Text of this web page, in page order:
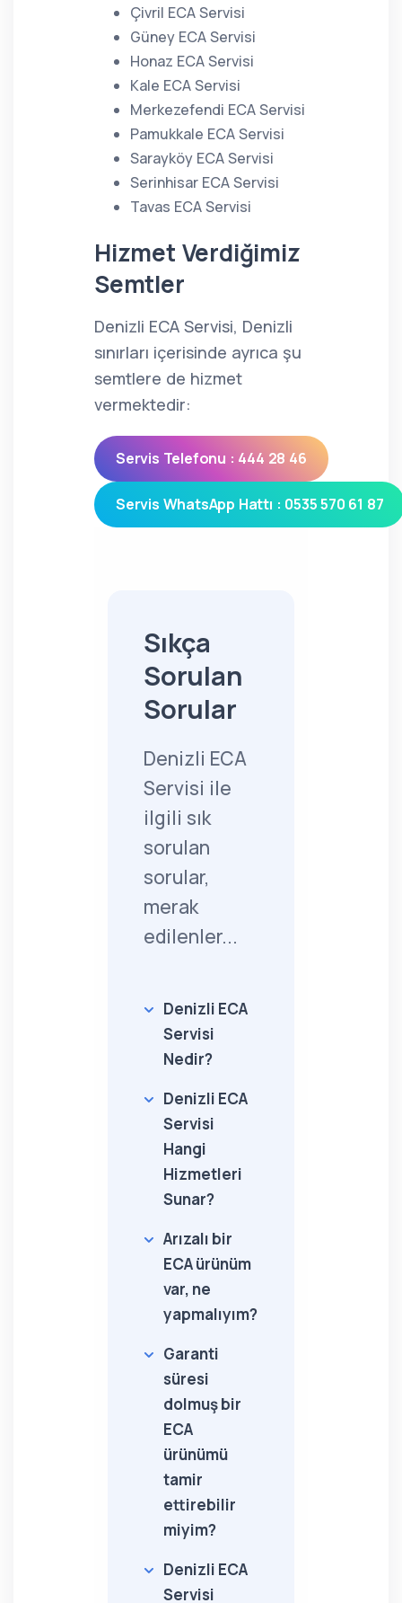
Çivril ECA Servisi
Güney ECA Servisi
Honaz ECA Servisi
Kale ECA Servisi
Merkezefendi ECA Servisi
Pamukkale ECA Servisi
Sarayköy ECA Servisi
Serinhisar ECA Servisi
Tavas ECA Servisi
Hizmet Verdiğimiz
Semtler
Denizli ECA Servisi, Denizli
sınırları içerisinde ayrıca şu
semtlere de hizmet
vermektedir:
Servis Telefonu : 444 28 46
Servis WhatsApp Hattı : 0535 570 61 87
Sıkça
Sorulan
Sorular
Denizli ECA
Servisi ile
ilgili sık
sorulan
sorular,
merak
edilenler...
Denizli ECA
Servisi
Nedir?
Denizli ECA
Servisi
Hangi
Hizmetleri
Sunar?
Arızalı bir
ECA ürünüm
var, ne
yapmalıyım?
Garanti
süresi
dolmuş bir
ECA
ürünümü
tamir
ettirebilir
miyim?
Denizli ECA
Servisi